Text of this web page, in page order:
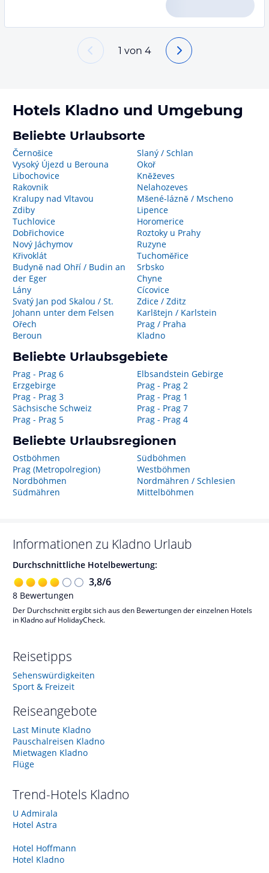
1 von 4
Hotels Kladno und Umgebung
Beliebte Urlaubsorte
Černošice
Vysoký Újezd u Berouna
Libochovice
Rakovnik
Kralupy nad Vltavou
Zdiby
Tuchlovice
Dobřichovice
Nový Jáchymov
Křivoklát
Budyně nad Ohří / Budin an
der Eger
Lány
Svatý Jan pod Skalou / St.
Johann unter dem Felsen
Ořech
Beroun
Slaný / Schlan
Okoř
Kněževes
Nelahozeves
Mšené-lázně / Mscheno
Lipence
Horomerice
Roztoky u Prahy
Ruzyne
Tuchoměřice
Srbsko
Chyne
Cícovice
Zdice / Zditz
Karlštejn / Karlstein
Prag / Praha
Kladno
Beliebte Urlaubsgebiete
Prag - Prag 6
Erzgebirge
Prag - Prag 3
Sächsische Schweiz
Prag - Prag 5
Elbsandstein Gebirge
Prag - Prag 2
Prag - Prag 1
Prag - Prag 7
Prag - Prag 4
Beliebte Urlaubsregionen
Ostböhmen
Prag (Metropolregion)
Nordböhmen
Südmähren
Südböhmen
Westböhmen
Nordmähren / Schlesien
Mittelböhmen
Informationen zu Kladno Urlaub
Durchschnittliche Hotelbewertung:
3,8/6
8 Bewertungen
Der Durchschnitt ergibt sich aus den Bewertungen der einzelnen Hotels
in Kladno auf HolidayCheck.
Reisetipps
Sehenswürdigkeiten
Sport & Freizeit
Reiseangebote
Last Minute Kladno
Pauschalreisen Kladno
Mietwagen Kladno
Flüge
Trend-Hotels Kladno
U Admirala
Hotel Astra
Hotel Hoffmann
Hotel Kladno